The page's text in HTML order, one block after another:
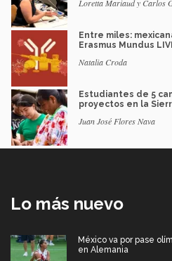
Loretta Mariaud y Carlos
Entre miles:
Erasmus Mundus
Natalia Croda
Estudiantes de 5
proyectos en la
Juan José Flores Nava
Lo más nuevo
México va por pase
en Alemania